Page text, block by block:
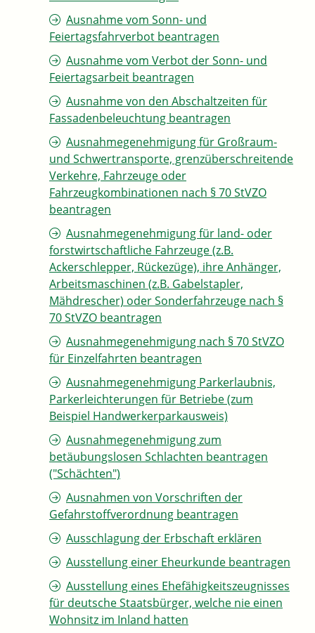
Ausnahme vom Sonn- und
Feiertagsfahrverbot beantragen
Ausnahme vom Verbot der Sonn- und
Feiertagsarbeit beantragen
Ausnahme von den Abschaltzeiten für
Fassadenbeleuchtung beantragen
Ausnahmegenehmigung für Großraum-
und Schwertransporte, grenzüberschreitende
Verkehre, Fahrzeuge oder
Fahrzeugkombinationen nach § 70 StVZO
beantragen
Ausnahmegenehmigung für land- oder
forstwirtschaftliche Fahrzeuge (z.B.
Ackerschlepper, Rückezüge), ihre Anhänger,
Arbeitsmaschinen (z.B. Gabelstapler,
Mähdrescher) oder Sonderfahrzeuge nach §
70 StVZO beantragen
Ausnahmegenehmigung nach § 70 StVZO
für Einzelfahrten beantragen
Ausnahmegenehmigung Parkerlaubnis,
Parkerleichterungen für Betriebe (zum
Beispiel Handwerkerparkausweis)
Ausnahmegenehmigung zum
betäubungslosen Schlachten beantragen
("Schächten")
Ausnahmen von Vorschriften der
Gefahrstoffverordnung beantragen
Ausschlagung der Erbschaft erklären
Ausstellung einer Eheurkunde beantragen
Ausstellung eines Ehefähigkeitszeugnisses
für deutsche Staatsbürger, welche nie einen
Wohnsitz im Inland hatten